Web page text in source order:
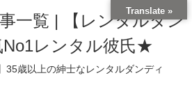
35歳以上の紳士なレンタルダンディ
Translate »